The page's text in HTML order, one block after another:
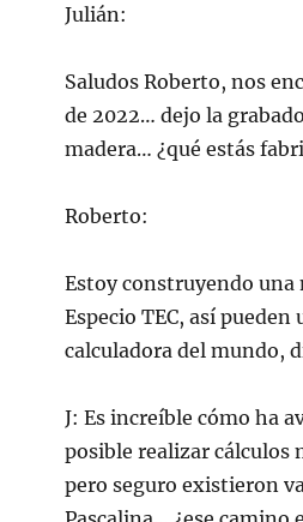
Julián:
Saludos Roberto, nos
de 2022… dejo la
madera… ¿qué estás
Roberto:
Estoy construyendo una
Especio TEC, así
calculadora del mundo,
J: Es increíble cómo ha
posible realizar cálculos
pero seguro existieron